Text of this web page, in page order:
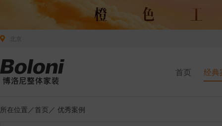
首页 经典
所在位置／首页 ／ 优秀案例